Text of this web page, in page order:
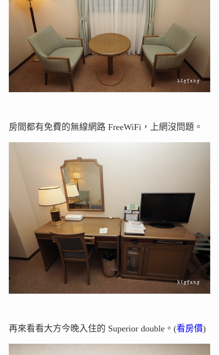
房間都有免費的無線網路 FreeWiFi，上網沒問題。
再來看看大方今晚入住的 Superior double。(看房價)